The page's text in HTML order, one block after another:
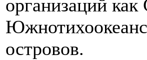
организаций
островов.